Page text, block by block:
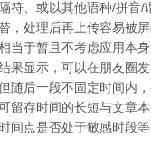
符、或以其他语种/拼音/
，处理后再上传容易被
当于暂且不考虑应用本
果显示，可以在朋友圈
随后一段不固定时间内
留存时间的长短与文章
间点是否处于敏感时段